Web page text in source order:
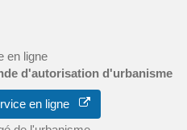
en ligne
d'autorisation d'urbanisme
en ligne